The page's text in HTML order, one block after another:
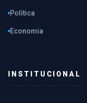
Política
Economia
INSTITUCIONAL